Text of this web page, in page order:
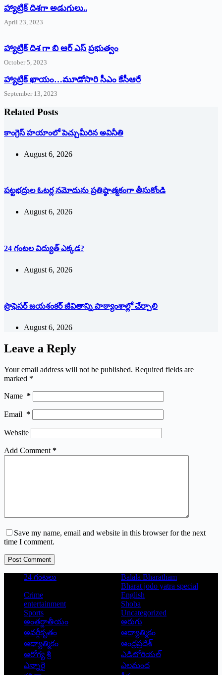
‌హ్యాట్రిక్‌ ‌దిశగా అడుగులు..
April 23, 2023
హ్యాట్రిక్ దిశ గా బి ఆర్ ఎస్ ప్రభుత్వం
October 5, 2023
హ్యాట్రిక్‌ ‌ఖాయం…మూడోసారి సీఎం కేసీఆరే
September 13, 2023
Related Posts
కాంగ్రెస్ హయాంలో పెచ్చుమీరిన అవినీతి
August 6, 2026
పట్టభద్రుల ఓటర్ల నమోదును ప్రతిష్ఠాత్మకంగా తీసుకోండి
August 6, 2026
24 గంటల విద్యుత్ ఎక్కడ?
August 6, 2026
ప్రొఫెసర్ జయశంకర్ జీవితాన్ని పాఠ్యాంశాల్లో చేర్చాలి
August 6, 2026
Leave a Reply
Your email address will not be published. Required fields are
marked *
Name *
Email *
Website
Add Comment *
Save my name, email and website in this browser for the next
time I comment.
Post Comment
24 గంటలు
Balala Bharatham
Bharat jodo yatra special
Crime
English
entertainment
Shoba
Sports
Uncategorized
అంతర్జాతీయం
అరుగు
అవర్గీకృతం
ఆద్యాత్మికం
ఆధ్యాత్మికం
ఆంధ్రప్రదేశ్
ఆరోగ్య శ్రీ
ఎడిటోరియల్
ఎన్నారై
ఎలమంద